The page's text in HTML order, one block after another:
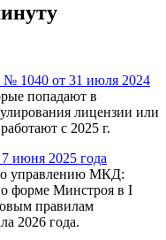
№ 1040 от 31 июля 2024
попадают в
лицензии или
с 2025 г.
июня 2025 года
управлению МКД:
форме Минстроя в I
правилам
2026 года.